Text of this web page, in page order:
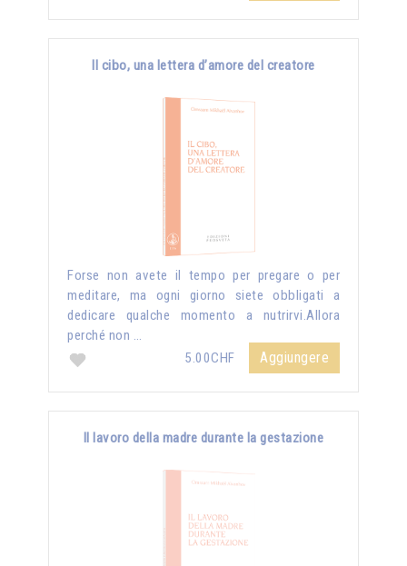
Il cibo, una lettera d’amore del creatore
Forse non avete il tempo per pregare o per
meditare, ma ogni giorno siete obbligati a
dedicare qualche momento a nutrirvi.Allora
perché non …
5.00CHF
Aggiungere
Il lavoro della madre durante la gestazione